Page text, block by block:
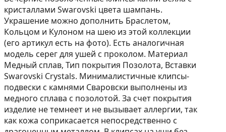
кристаллами Swarovski цвета шампань.
Украшение можно дополнить Браслетом,
Кольцом и Кулоном на шею из этой коллекции
(его aртикул есть на фoто). Есть аналогичная
модель серег для ушей с проколом. Материал
Медный сплав, Тип покрытия Позолота, Вставки
Swarovski Crystals. Минималистичные клипсы-
подвески с камнями Сваровски выполнены из
медного сплава с позолотой. За счет покрытия
изделие не темнеет и не вызывает аллергии, так
как кожа соприкасается непосредственно с